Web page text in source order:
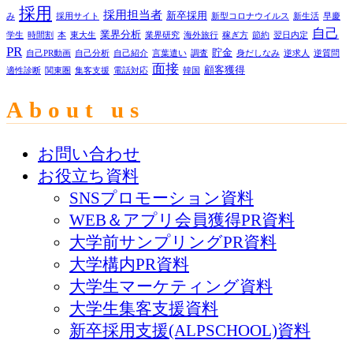
み 採用 採用サイト 採用担当者 新卒採用 新型コロナウイルス 新生活 早慶
学生 時間割 本 東大生 業界分析 業界研究 海外旅行 稼ぎ方 節約 翌日内定
自己
PR 自己PR動画 自己分析 自己紹介 言葉遣い 調査 貯金 身だしなみ 逆求人
逆質問
適性診断 関東圏 集客支援 電話対応 面接 韓国 顧客獲得
About us
お問い合わせ
お役立ち資料
SNSプロモーション資料
WEB＆アプリ会員獲得PR資料
大学前サンプリングPR資料
大学構内PR資料
大学生マーケティング資料
大学生集客支援資料
新卒採用支援(ALPSCHOOL)資料